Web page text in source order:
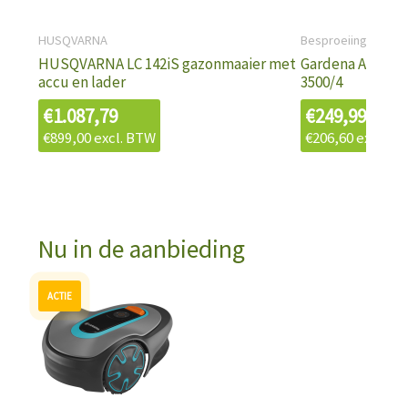
HUSQVARNA
HUSQVARNA LC 142iS gazonmaaier met
accu en lader
€1.087,79
€899,00excl. BTW
Besproeiing
Gardena
3500/4
€249,99
€206,60excl.
Nu in de aanbieding
Oorspronkelijke
prijs
was:
€943,79.
Huidige
prijs
is: